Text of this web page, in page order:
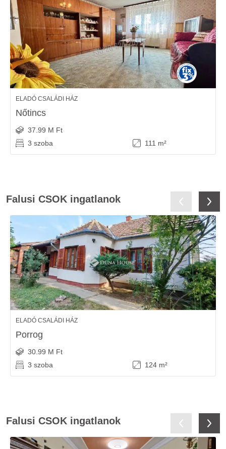
ELADÓ CSALÁDI HÁZ
Nőtincs
37.99 M Ft
3 szoba
111 m²
Falusi CSOK ingatlanok
ELADÓ CSALÁDI HÁZ
Porrog
30.99 M Ft
3 szoba
124 m²
Falusi CSOK ingatlanok